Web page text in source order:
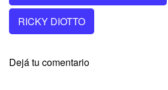
RICKY DIOTTO
Dejá tu comentario